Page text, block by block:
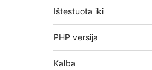
Ištestuota iki
PHP versija
Kalba